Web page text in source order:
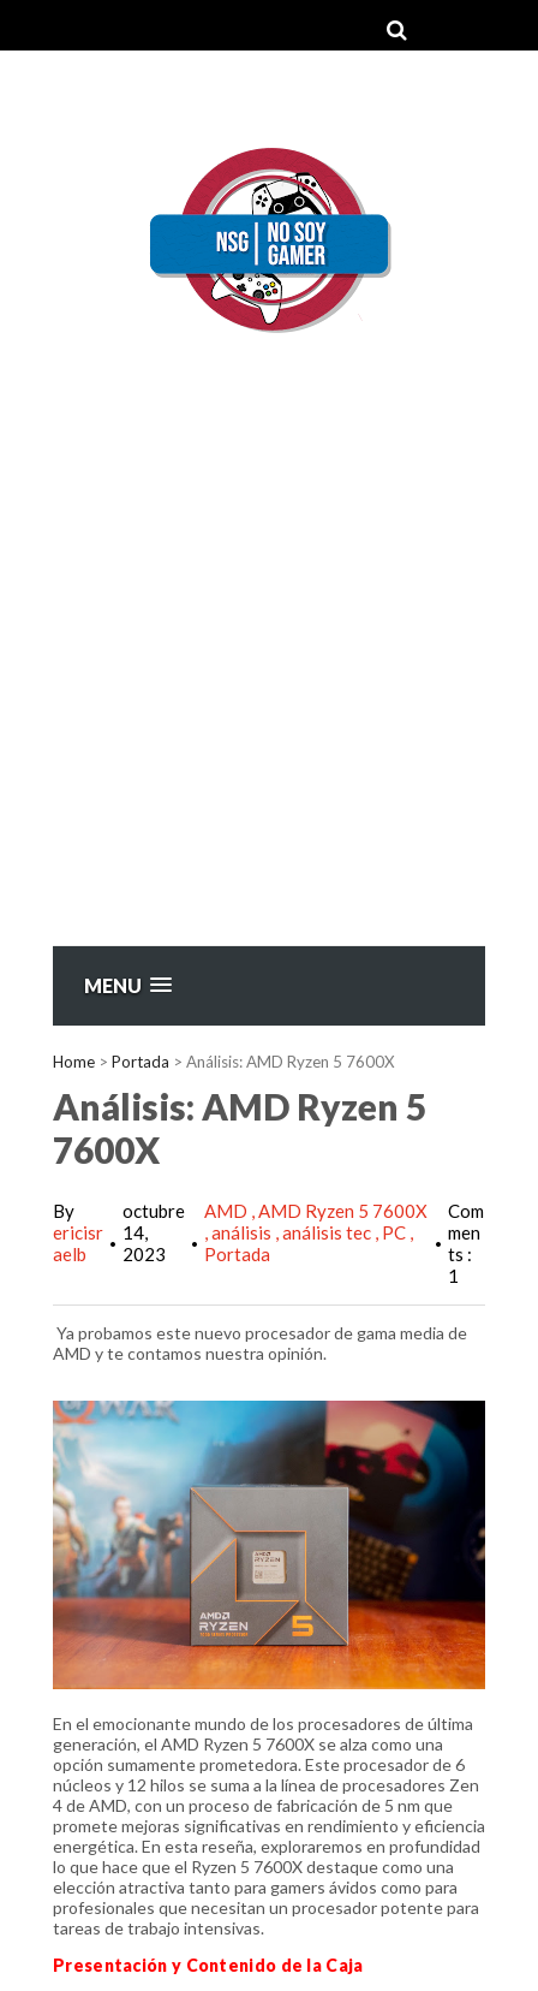
MENU
Home > Portada > Análisis: AMD Ryzen 5 7600X
Análisis: AMD Ryzen 5
7600X
By
ericisr
aelb
•
octubre
14,
2023
•
AMD AMD Ryzen 5 7600X
análisis análisis tec PC
Portada
•
Com
men
ts :
1
Ya probamos este nuevo procesador de gama media de
AMD y te contamos nuestra opinión.
En el emocionante mundo de los procesadores de última
generación, el AMD Ryzen 5 7600X se alza como una
opción sumamente prometedora. Este procesador de 6
núcleos y 12 hilos se suma a la línea de procesadores Zen
4 de AMD, con un proceso de fabricación de 5 nm que
promete mejoras significativas en rendimiento y eficiencia
energética. En esta reseña, exploraremos en profundidad
lo que hace que el Ryzen 5 7600X destaque como una
elección atractiva tanto para gamers ávidos como para
profesionales que necesitan un procesador potente para
tareas de trabajo intensivas.
Presentación y Contenido de la Caja